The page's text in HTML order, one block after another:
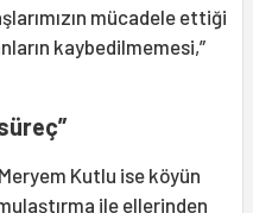
mücadele ettiği
kaybedilmemesi,”
Kutlu ise köyün
ile ellerinden